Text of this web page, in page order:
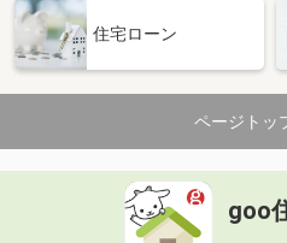
住宅ローン
ページトッ
goo